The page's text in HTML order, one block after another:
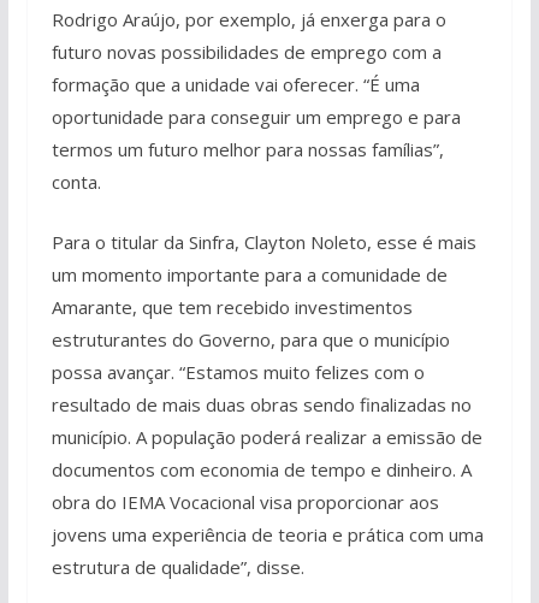
Rodrigo Araújo, por exemplo, já enxerga para o
futuro novas possibilidades de emprego com a
formação que a unidade vai oferecer. “É uma
oportunidade para conseguir um emprego e para
termos um futuro melhor para nossas famílias”,
conta.
Para o titular da Sinfra, Clayton Noleto, esse é mais
um momento importante para a comunidade de
Amarante, que tem recebido investimentos
estruturantes do Governo, para que o município
possa avançar. “Estamos muito felizes com o
resultado de mais duas obras sendo finalizadas no
município. A população poderá realizar a emissão de
documentos com economia de tempo e dinheiro. A
obra do IEMA Vocacional visa proporcionar aos
jovens uma experiência de teoria e prática com uma
estrutura de qualidade”, disse.